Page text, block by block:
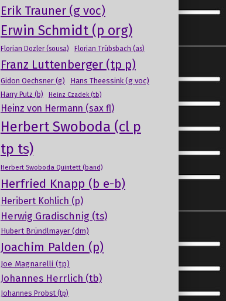
Erik Trauner (g voc)
Erwin Schmidt (p org)
Florian Dozler (sousa) Florian Trübsbach (as)
Franz Luttenberger (tp p)
Gidon Oechsner (g) Hans Theessink (g voc)
Harry Putz (b) Heinz Czadek (tb)
Heinz von Hermann (sax fl)
Herbert Swoboda (cl p
tp ts)
Herbert Swoboda Quintett (band)
Herfried Knapp (b e-b)
Heribert Kohlich (p)
Herwig Gradischnig (ts)
Hubert Bründlmayer (dm)
Joachim Palden (p)
Joe Magnarelli (tp)
Johannes Herrlich (tb)
Johannes Probst (tp)